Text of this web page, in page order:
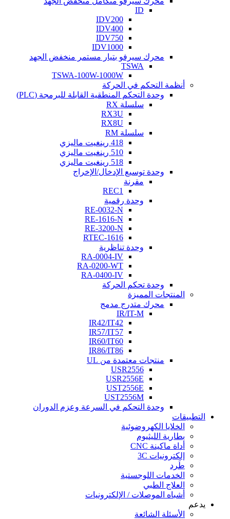
ID
IDV200
IDV400
IDV750
IDV1000
محرك سيرفو بتيار مستمر منخفض الجهد
TSWA
TSWA-100W-1000W
أنظمة التحكم في الحركة
وحدة التحكم المنطقية القابلة للبرمجة (PLC)
سلسلة RX
RX3U
RX8U
سلسلة RM
418 رينغيت ماليزي
510 رينغيت ماليزي
518 رينغيت ماليزي
وحدة توسيع الإدخال/الإخراج
مقرنة
REC1
وحدة رقمية
RE-0032-N
RE-1616-N
RE-3200-N
RTEC-1616
وحدة تناظرية
RA-0004-IV
RA-0200-WT
RA-0400-IV
وحدة تحكم الحركة
المنتجات المميزة
محرك متدرج مدمج
IR/IT-M
IR42/IT42
IR57/IT57
IR60/IT60
IR86/IT86
منتجات معتمدة من UL
USR2556
USR2556E
UST2556E
UST2556M
وحدة التحكم في السرعة وعزم الدوران
التطبيقات
الخلايا الكهروضوئية
بطارية الليثيوم
أداة ماكينة CNC
إلكترونيات 3C
طَرد
الخدمات اللوجستية
العلاج الطبي
أشباه الموصلات / الإلكترونيات
يدعم
الأسئلة الشائعة